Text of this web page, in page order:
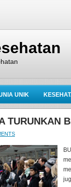
UNIK
TURUNKAN